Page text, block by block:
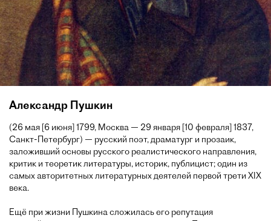
Александр Пушкин
(26 мая [6 июня] 1799, Москва — 29 января [10 февраля] 1837,
Санкт-Петербург) — русский поэт, драматург и прозаик,
заложивший основы русского реалистического направления,
критик и теоретик литературы, историк, публицист; один из
самых авторитетных литературных деятелей первой трети XIX
века.
Ещё при жизни Пушкина сложилась его репутация